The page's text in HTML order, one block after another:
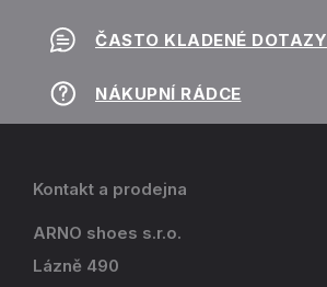
ČASTO KLADENÉ DOTAZY
NÁKUPNÍ RÁDCE
Kontakt a prodejna
ARNO shoes s.r.o.
Lázně 490